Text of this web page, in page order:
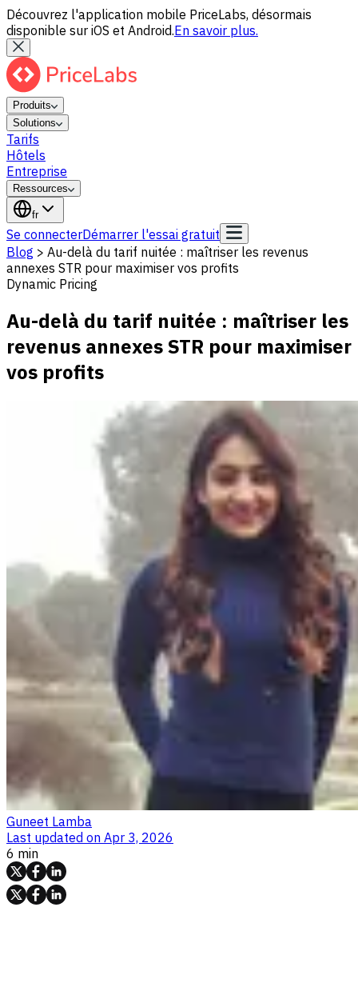
Découvrez l'application mobile PriceLabs, désormais
disponible sur iOS et Android.En savoir plus.
Produits
Solutions
Tarifs
Hôtels
Entreprise
Ressources
fr
Se connecterDémarrer l'essai gratuit
Blog > Au-delà du tarif nuitée : maîtriser les revenus
annexes STR pour maximiser vos profits
Dynamic Pricing
Au-delà du tarif nuitée : maîtriser les
revenus annexes STR pour maximiser
vos profits
Guneet Lamba
Last updated on Apr 3, 2026
6 min